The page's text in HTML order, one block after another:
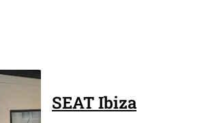
SEATIbiza